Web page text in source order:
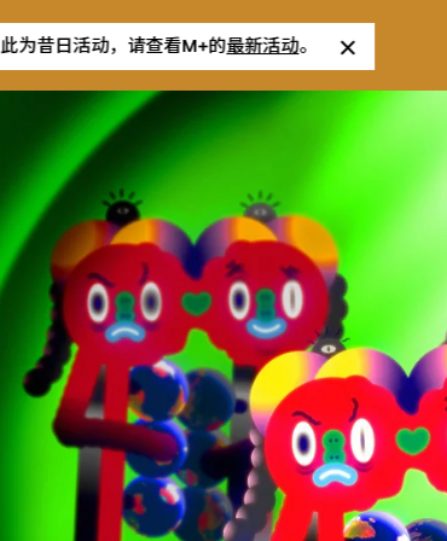
此为昔日活动，请查看M+的最新活动。